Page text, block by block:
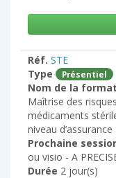
Réf. STE
Type
Présentiel
Nom de la
Maîtrise des
médicaments
niveau
Prochaine
ou visio - A
Durée 2 jour(s)